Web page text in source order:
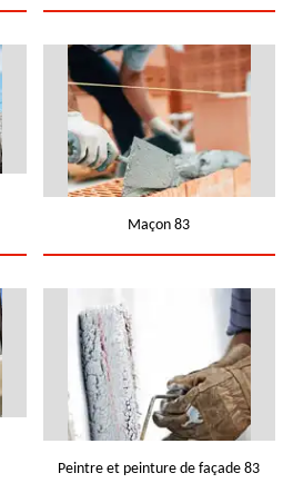
Maçon 83
Peintre et peinture de façade 83